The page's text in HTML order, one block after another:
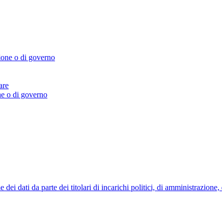
o di governo
o di governo
dei dati da parte dei titolari di incarichi politici, di